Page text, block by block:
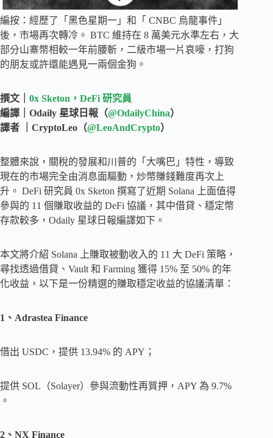
編按：經歷了「黑色星期一」和「 CNBC 烏龍事件」
後，市場再次轉冷。 BTC 維持在 8 萬美元水準左右，大
部分山寨幣相較一年前腰斬，二級市場一片哀嚎，打狗
的朋友或許還能遇見一兩個金狗。
撰文｜ 0x Sketon，DeFi 研究員
編譯｜Odaily 星球日報（@OdailyChina）
譯者 ｜CryptoLeo（@LeoAndCrypto）
整體來說，關稅的發展和川普的「大嘴巴」特性，導致
現在的市場完全由消息面驅動，炒幣賺錢難度再次上
升。 DeFi 研究員 0x Sketon 撰寫了近期 Solana 上面值得
參與的 11 個賺取收益的 DeFi 協議，其中借貸、穩定幣
存款較多，Odaily 星球日報編譯如下。
本文將介紹 Solana 上賺取被動收入的 11 大 DeFi 策略，
尋找透過借貸、Vault 和 Farming 獲得 15% 至 50% 的年
化收益，以下是一份精選的賺取穩定收益的協議清單：
1、Adrastea Finance
借出 USDC，提供 13.94% 的 APY；
提供 SOL（Solayer）參與流動性再質押，APY 為 9.7%
。
2、NX Finance